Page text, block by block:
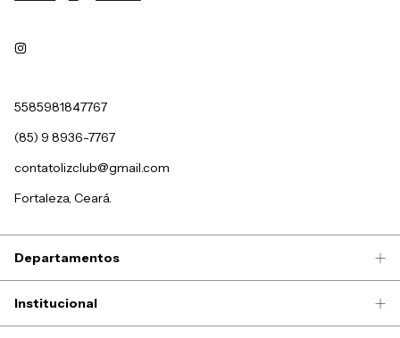
5585981847767
(85) 9 8936-7767
contatolizclub@gmail.com
Fortaleza, Ceará.
Departamentos
Institucional